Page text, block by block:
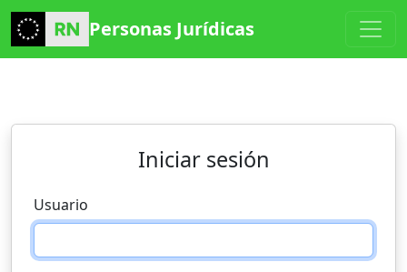
Personas Jurídicas
Iniciar sesión
Usuario